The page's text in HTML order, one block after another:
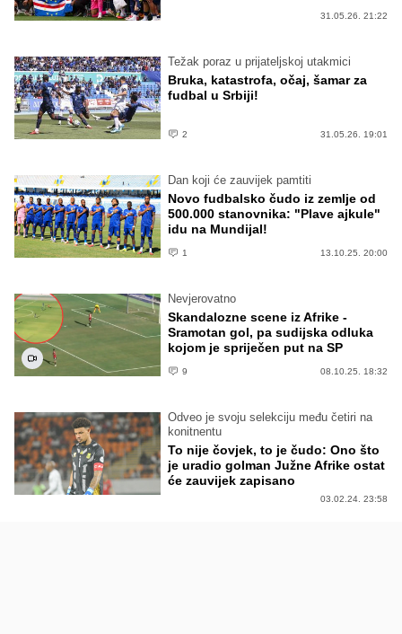
31.05.26. 21:22
Težak poraz u prijateljskoj utakmici
Bruka, katastrofa, očaj, šamar za
fudbal u Srbiji!
2 31.05.26. 19:01
Dan koji će zauvijek pamtiti
Novo fudbalsko čudo iz zemlje od
500.000 stanovnika: "Plave ajkule"
idu na Mundijal!
1 13.10.25. 20:00
Nevjerovatno
Skandalozne scene iz Afrike -
Sramotan gol, pa sudijska odluka
kojom je spriječen put na SP
9 08.10.25. 18:32
Odveo je svoju selekciju među četiri na
konitnentu
To nije čovjek, to je čudo: Ono što
je uradio golman Južne Afrike ostat
će zauvijek zapisano
03.02.24. 23:58